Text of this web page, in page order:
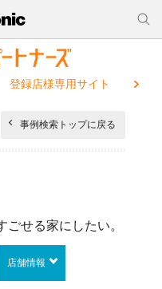
登録店様専用サイト
事例検索トップに戻る
せる家にしたい。
店舗情報